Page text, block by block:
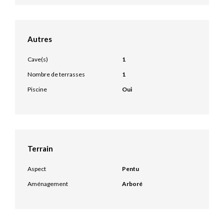
Autres
Cave(s)
1
Nombre de terrasses
1
Piscine
Oui
Terrain
Aspect
Pentu
Aménagement
Arboré